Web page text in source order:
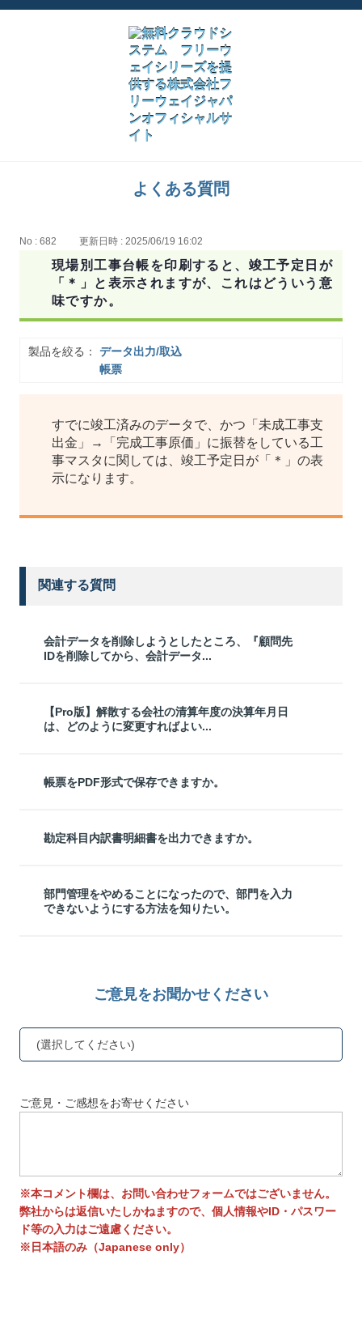
よくある質問
No : 682 更新日時 : 2025/06/19 16:02
現場別工事台帳を印刷すると、竣工予定日が
「＊」と表示されますが、これはどういう意
味ですか。
製品を絞る：
データ出力/取込
帳票
すでに竣工済みのデータで、かつ「未成工事支
出金」→「完成工事原価」に振替をしている工
事マスタに関しては、竣工予定日が「＊」の表
示になります。
関連する質問
会計データを削除しようとしたところ、『顧問先
IDを削除してから、会計データ...
【Pro版】解散する会社の清算年度の決算年月日
は、どのように変更すればよい...
帳票をPDF形式で保存できますか。
勘定科目内訳書明細書を出力できますか。
部門管理をやめることになったので、部門を入力
できないようにする方法を知りたい。
ご意見をお聞かせください
(選択してください)
ご意見・ご感想をお寄せください
※本コメント欄は、お問い合わせフォームではございません。
弊社からは返信いたしかねますので、個人情報やID・パスワー
ド等の入力はご遠慮ください。
※日本語のみ（Japanese only）